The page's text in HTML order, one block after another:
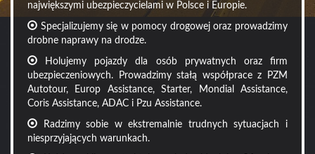
największymi ubezpieczycielami w Polsce i Europie.
Specjalizujemy się w pomocy drogowej oraz prowadzimy
drobne naprawy na drodze.
Holujemy pojazdy dla osób prywatnych oraz firm
ubezpieczeniowych. Prowadzimy stałą współprace z PZM
Autotour, Europ Assistance, Starter, Mondial Assistance,
Coris Assistance, ADAC i Pzu Assistance.
Radzimy sobie w ekstremalnie trudnych sytuacjach i
niesprzyjających warunkach.